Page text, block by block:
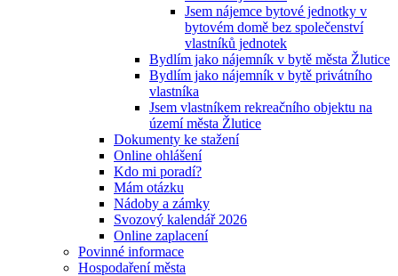
Jsem nájemce bytové jednotky v
bytovém domě bez společenství
vlastníků jednotek
Bydlím jako nájemník v bytě města Žlutice
Bydlím jako nájemník v bytě privátního
vlastníka
Jsem vlastníkem rekreačního objektu na
území města Žlutice
Dokumenty ke stažení
Online ohlášení
Kdo mi poradí?
Mám otázku
Nádoby a zámky
Svozový kalendář 2026
Online zaplacení
Povinné informace
Hospodaření města